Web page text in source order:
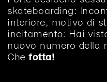
skateboarding:
interiore, motivo di
incitamento: Hai
nuovo numero della
Che fotta!